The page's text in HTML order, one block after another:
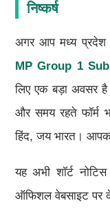
निष्कर्ष
अगर आप मध्य प्रदेश
MP Group 1
लिए एक बड़ा अवसर
और समय रहते फॉर्म
हिंद, जय भारत।
यह अभी शॉर्ट
ऑफिशल वेबसाइट पर